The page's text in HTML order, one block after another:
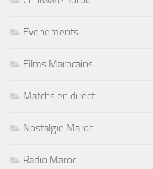
Evenements
Films Marocains
Matchs en direct
Nostalgie Maroc
Radio Maroc